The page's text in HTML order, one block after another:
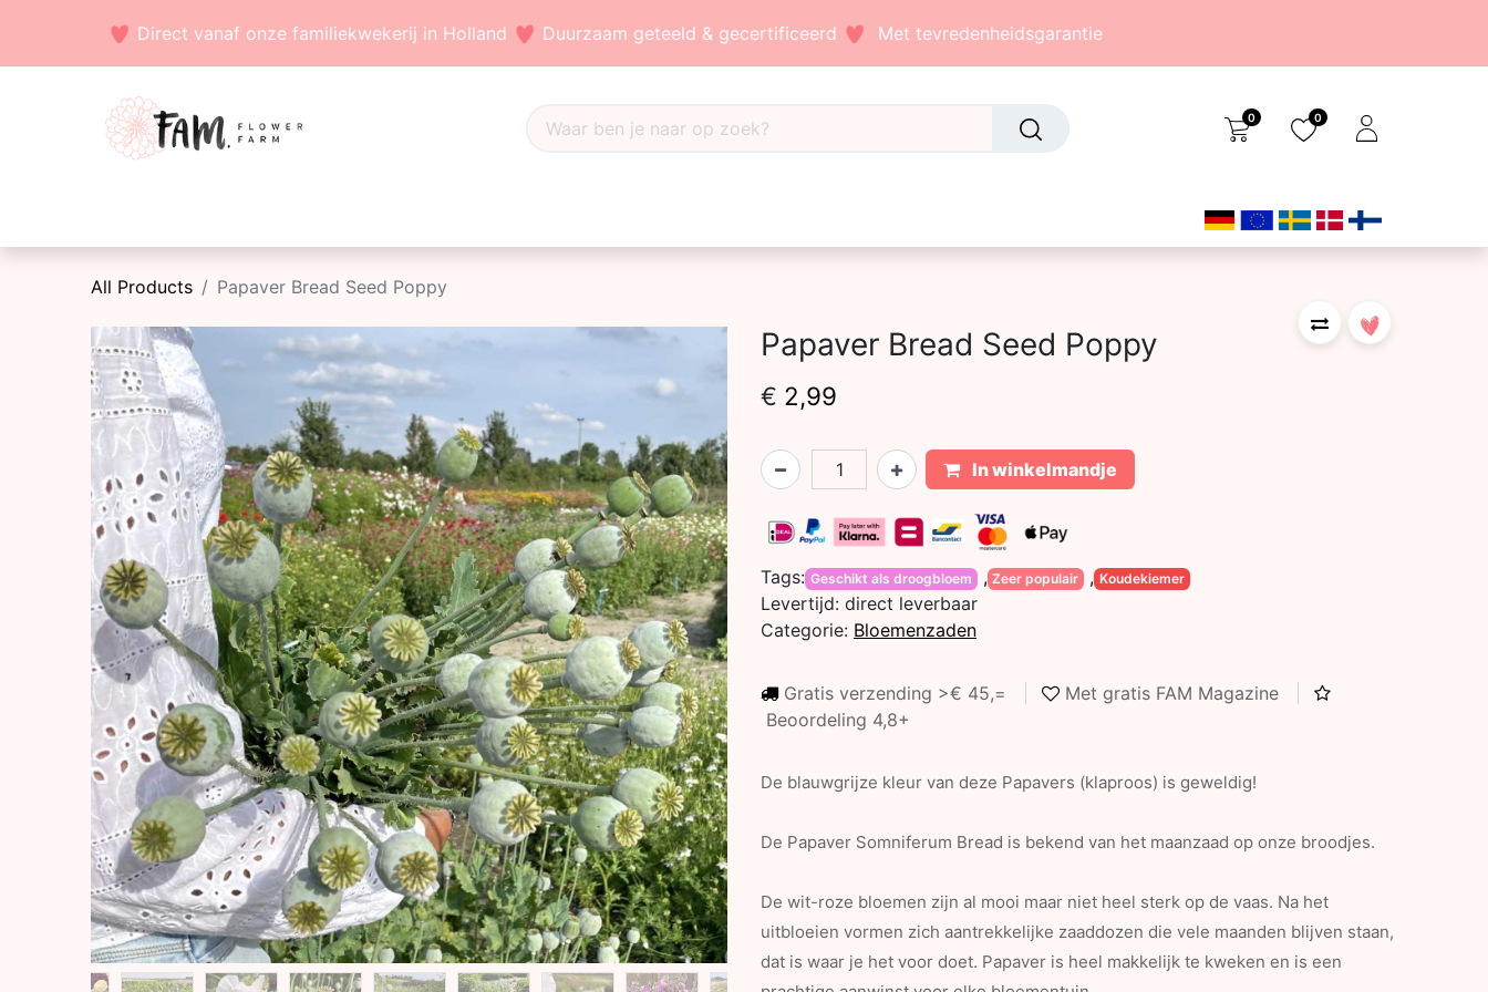
Direct vanaf onze familiekwekerij in Holland Duurzaam geteeld & gecertificeerd Met tevredenheidsgarantie
0 0
All Products Papaver Bread Seed Poppy
Papaver Bread Seed Poppy
€ 2,99
In winkelmandje
Tags: Geschikt als droogbloem , Zeer populair , Koudekiemer
Levertijd: direct leverbaar
Categorie: Bloemenzaden
Gratis verzending >€ 45,=
Met gratis FAM Magazine
Beoordeling 4,8+
De blauwgrijze kleur van deze Papavers (klaproos) is geweldig!
De Papaver Somniferum Bread is bekend van het maanzaad op onze broodjes.
De wit-roze bloemen zijn al mooi maar niet heel sterk op de vaas. Na het
uitbloeien vormen zich aantrekkelijke zaaddozen die vele maanden blijven staan,
dat is waar je het voor doet. Papaver is heel makkelijk te kweken en is een